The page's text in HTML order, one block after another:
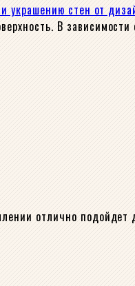
украшению стен от
В
отлично подойдет